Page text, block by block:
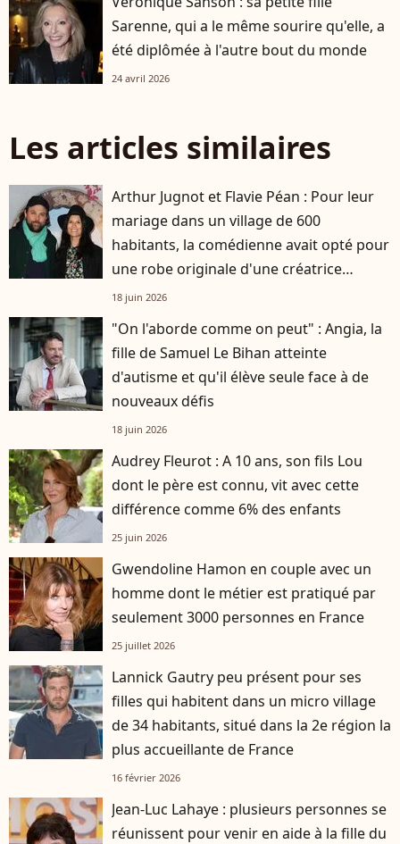
Sarenne, qui a le même sourire qu'elle, a
été diplômée à l'autre bout du monde
24 avril 2026
Les articles similaires
Arthur Jugnot et Flavie Péan : Pour leur
mariage dans un village de 600
habitants, la comédienne avait opté pour
une robe originale d'une créatrice
française
18 juin 2026
"On l'aborde comme on peut" : Angia, la
fille de Samuel Le Bihan atteinte
d'autisme et qu'il élève seule face à de
nouveaux défis
18 juin 2026
Audrey Fleurot : A 10 ans, son fils Lou
dont le père est connu, vit avec cette
différence comme 6% des enfants
25 juin 2026
Gwendoline Hamon en couple avec un
homme dont le métier est pratiqué par
seulement 3000 personnes en France
25 juillet 2026
Lannick Gautry peu présent pour ses
filles qui habitent dans un micro village
de 34 habitants, situé dans la 2e région la
plus accueillante de France
16 février 2026
Jean-Luc Lahaye : plusieurs personnes se
réunissent pour venir en aide à la fille du